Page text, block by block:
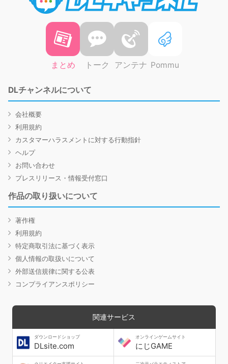
まとめ トーク アンテナ Pommu
DLチャンネルについて
会社概要
利用規約
カスタマーハラスメントに対する行動指針
ヘルプ
お問い合わせ
プレスリリース・情報受付窓口
作品の取り扱いについて
著作権
利用規約
特定商取引法に基づく表示
個人情報の取扱いについて
外部送信規律に関する公表
コンプライアンスポリシー
関連サービス
ダウンロードショップ
DLsite.com
オンラインゲームサイト
にじGAME